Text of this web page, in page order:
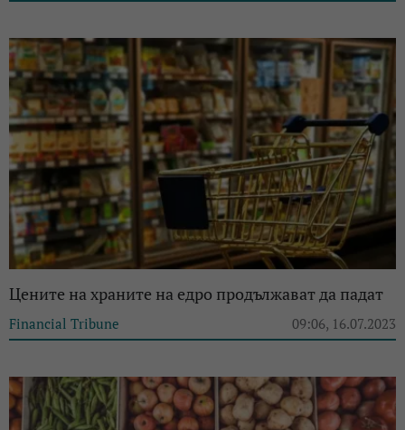
Цените на храните на едро продължават да падат
Financial Tribune 09:06, 16.07.2023